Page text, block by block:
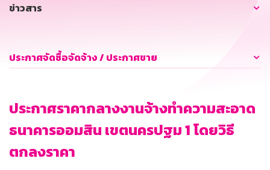
ข่าวสาร
ประกาศจัดซื้อจัดจ้าง / ประกาศขาย
ประกาศราคากลางงานจ้างทำความสะอาด
ธนาคารออมสิน เขตนครปฐม 1 โดยวิธี
ตกลงราคา